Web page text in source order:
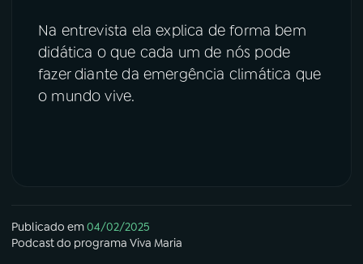
Na entrevista ela explica de forma bem
didática o que cada um de nós pode
fazer diante da emergência climática que
o mundo vive.
Publicado em04/02/2025
Podcastdo programa Viva Maria